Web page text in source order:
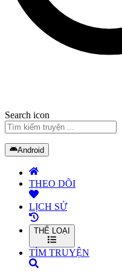
Search icon
Android
THEO DÕI
LỊCH SỬ
THỂ LOẠI
TÌM TRUYỆN